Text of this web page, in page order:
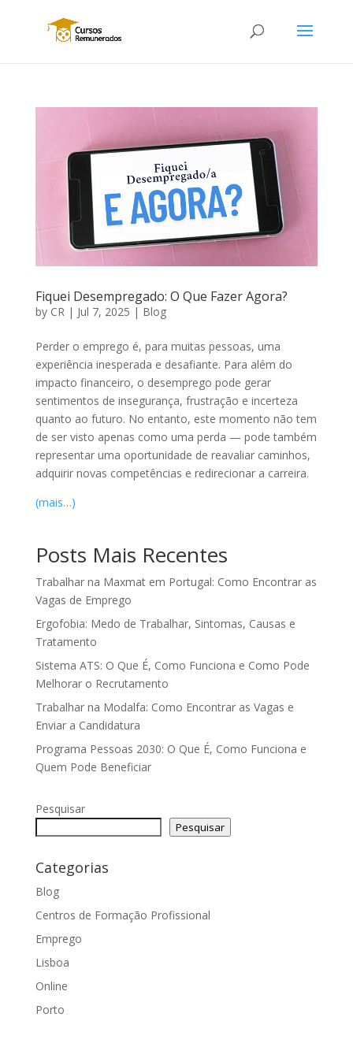
Fiquei Desempregado: O Que Fazer Agora?
by CR | Jul 7, 2025 | Blog
Perder o emprego é, para muitas pessoas, uma
experiência inesperada e desafiante. Para além do
impacto financeiro, o desemprego pode gerar
sentimentos de insegurança, frustração e incerteza
quanto ao futuro. No entanto, este momento não tem
de ser visto apenas como uma perda — pode também
representar uma oportunidade de reavaliar caminhos,
adquirir novas competências e redirecionar a carreira.
(mais…)
Posts Mais Recentes
Trabalhar na Maxmat em Portugal: Como Encontrar as
Vagas de Emprego
Ergofobia: Medo de Trabalhar, Sintomas, Causas e
Tratamento
Sistema ATS: O Que É, Como Funciona e Como Pode
Melhorar o Recrutamento
Trabalhar na Modalfa: Como Encontrar as Vagas e
Enviar a Candidatura
Programa Pessoas 2030: O Que É, Como Funciona e
Quem Pode Beneficiar
Pesquisar
Pesquisar
Categorias
Blog
Centros de Formação Profissional
Emprego
Lisboa
Online
Porto